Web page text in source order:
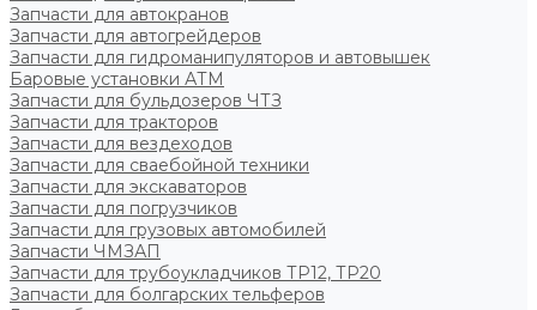
Запчасти для автокранов
Запчасти для автогрейдеров
Запчасти для гидроманипуляторов и автовышек
Баровые установки АТМ
Запчасти для бульдозеров ЧТЗ
Запчасти для тракторов
Запчасти для вездеходов
Запчасти для сваебойной техники
Запчасти для экскаваторов
Запчасти для погрузчиков
Запчасти для грузовых автомобилей
Запчасти ЧМЗАП
Запчасти для трубоукладчиков ТР12, ТР20
Запчасти для болгарских тельферов